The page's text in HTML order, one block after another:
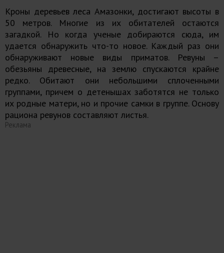
Кроны деревьев леса Амазонки, достигают высоты в
50 метров. Многие из их обитателей остаются
загадкой. Но когда ученые добираются сюда, им
удается обнаружить что-то новое. Каждый раз они
обнаруживают новые виды приматов. Ревуны –
обезьяны древесные, на землю спускаются крайне
редко. Обитают они небольшими сплоченными
группами, причем о детенышах заботятся не только
их родные матери, но и прочие самки в группе. Основу
рациона ревунов составляют листья.
Реклама